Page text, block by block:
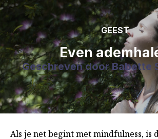
GEEST
Even
Geschreven doorBabette
Als je net begint met mindfulness, is